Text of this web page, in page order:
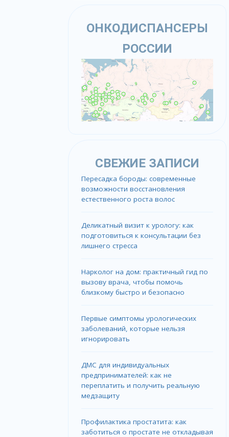
ОНКОДИСПАНСЕРЫ
РОССИИ
СВЕЖИЕ ЗАПИСИ
Пересадка бороды: современные
возможности восстановления
естественного роста волос
Деликатный визит к урологу: как
подготовиться к консультации без
лишнего стресса
Нарколог на дом: практичный гид по
вызову врача, чтобы помочь
близкому быстро и безопасно
Первые симптомы урологических
заболеваний, которые нельзя
игнорировать
ДМС для индивидуальных
предпринимателей: как не
переплатить и получить реальную
медзащиту
Профилактика простатита: как
заботиться о простате не откладывая